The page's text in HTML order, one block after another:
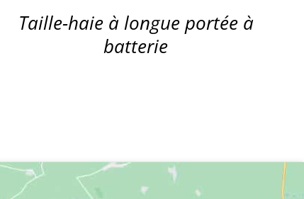
Taille-haie à longue portée à
batterie